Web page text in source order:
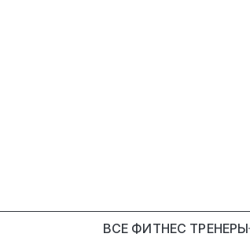
ВСЕ ФИТНЕС ТРЕНЕРЫ